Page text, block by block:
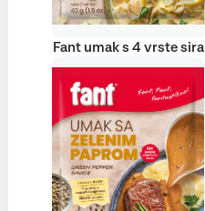
Fant umak s 4 vrste sira